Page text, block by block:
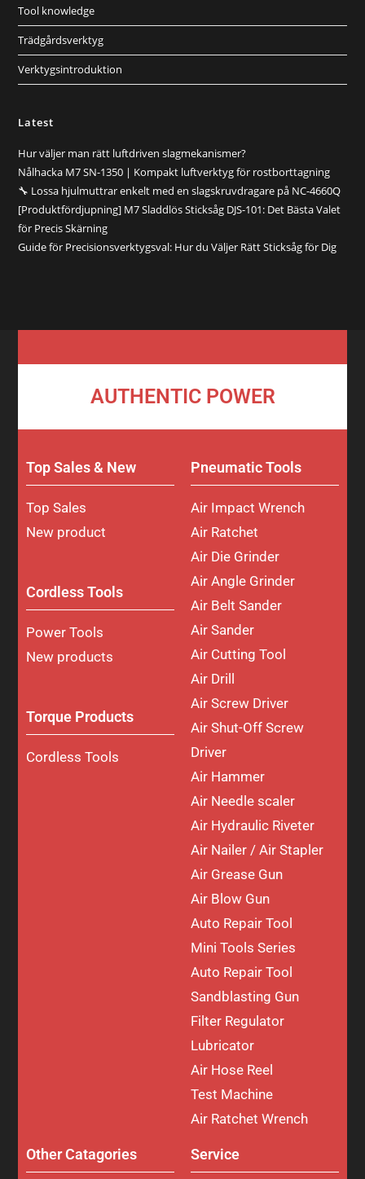
Tool knowledge
Trädgårdsverktyg
Verktygsintroduktion
Latest
Hur väljer man rätt luftdriven slagmekanismer?
Nålhacka M7 SN-1350 | Kompakt luftverktyg för rostborttagning
🔧 Lossa hjulmuttrar enkelt med en slagskruvdragare på NC-4660Q
[Produktfördjupning] M7 Sladdlös Sticksåg DJS-101: Det Bästa Valet
för Precis Skärning
Guide för Precisionsverktygsval: Hur du Väljer Rätt Sticksåg för Dig
AUTHENTIC POWER
Top Sales & New
Top Sales
New product
Cordless Tools
Power Tools
New products
Torque Products
Cordless Tools
Pneumatic Tools
Air Impact Wrench
Air Ratchet
Air Die Grinder
Air Angle Grinder
Air Belt Sander
Air Sander
Air Cutting Tool
Air Drill
Air Screw Driver
Air Shut-Off Screw
Driver
Air Hammer
Air Needle scaler
Air Hydraulic Riveter
Air Nailer / Air Stapler
Air Grease Gun
Air Blow Gun
Auto Repair Tool
Mini Tools Series
Auto Repair Tool
Sandblasting Gun
Filter Regulator
Lubricator
Air Hose Reel
Test Machine
Air Ratchet Wrench
Other Catagories Service